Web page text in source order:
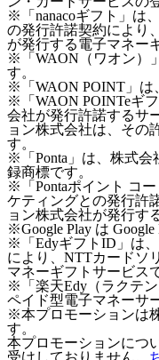
※「nanacoギフト」は
の発行許諾契約により
が発行する電子マネー
※「WAON（ワオン）
す。
※「WAON POINT」は
※「WAON POINTeギ
会社が発行許諾するサ
ョン株式会社は、その
す。
※「Ponta」は、株式会
録商標です。
※「Pontaポイント コ
ケティングとの発行許
ョン株式会社が発行す
※Google Play は Google
※「EdyギフトID」は
により、NTTカードソ
マネーギフトサービス
※「楽天Edy（ラクテ
ペイド型電子マネーサ
※本プロモーションは
す。
本プロモーションにつ